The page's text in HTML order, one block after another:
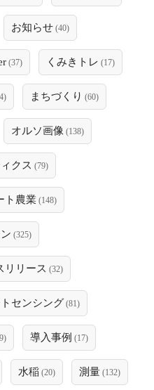
お知らせ (40)
(37) くみきトレ (17)
まちづくり (60)
オルソ画像 (138)
クス (79)
ト農業 (148)
(325)
リリース (32)
センシング (81)
導入事例 (17)
水稲 (20) 測量 (132)